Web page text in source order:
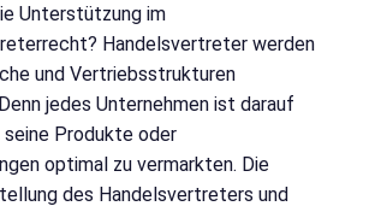
Unterstützung im
Handelsvertreter werden
und Vertriebsstrukturen
jedes Unternehmen ist darauf
seine Produkte oder
optimal zu vermarkten. Die
des Handelsvertreters und